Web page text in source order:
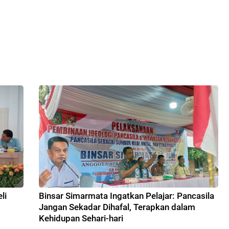
Binsar Simarmata Ingatkan Pelajar: Pancasila
Jangan Sekadar Dihafal, Terapkan dalam
Kehidupan Sehari-hari